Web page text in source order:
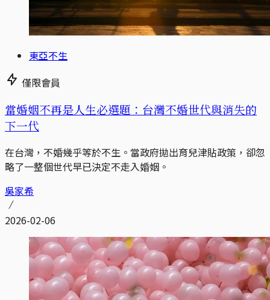
東亞不生
僅限會員
當婚姻不再是人生必選題：台灣不婚世代與消失的
下一代
在台灣，不婚幾乎等於不生。當政府拋出育兒津貼政策，卻忽
略了一整個世代早已決定不走入婚姻。
吳家希
2026-02-06